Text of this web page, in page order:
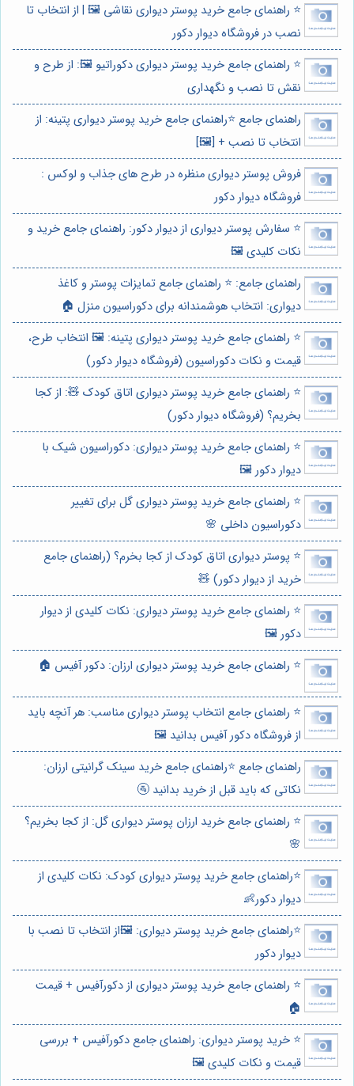
⭐️ راهنمای جامع خرید پوستر دیواری نقاشی 🖼️ | از انتخاب تا
نصب در فروشگاه دیوار دکور
⭐️ راهنمای جامع خرید پوستر دیواری دکوراتیو 🖼️: از طرح و
نقش تا نصب و نگهداری
راهنمای جامع ⭐️راهنمای جامع خرید پوستر دیواری پتینه: از
انتخاب تا نصب + [🖼️]
فروش پوستر دیواری منظره در طرح های جذاب و لوکس :
فروشگاه دیوار دکور
⭐️ سفارش پوستر دیواری از دیوار دکور: راهنمای جامع خرید و
نکات کلیدی 🖼️
راهنمای جامع: ⭐️ راهنمای جامع تمایزات پوستر و کاغذ
دیواری: انتخاب هوشمندانه برای دکوراسیون منزل 🏠
⭐️ راهنمای جامع خرید پوستر دیواری پتینه: 🖼️ انتخاب طرح،
قیمت و نکات دکوراسیون (فروشگاه دیوار دکور)
⭐️ راهنمای جامع خرید پوستر دیواری اتاق کودک 🧸: از کجا
بخریم؟ (فروشگاه دیوار دکور)
⭐️ راهنمای جامع خرید پوستر دیواری: دکوراسیون شیک با
دیوار دکور 🖼️
⭐️ راهنمای جامع خرید پوستر دیواری گل برای تغییر
دکوراسیون داخلی 🌸
⭐️ پوستر دیواری اتاق کودک از کجا بخرم؟ (راهنمای جامع
خرید از دیوار دکور) 🧸
⭐️ راهنمای جامع خرید پوستر دیواری: نکات کلیدی از دیوار
دکور 🖼️
⭐️ راهنمای جامع خرید پوستر دیواری ارزان: دکور آفیس 🏠
⭐️ راهنمای جامع انتخاب پوستر دیواری مناسب: هر آنچه باید
از فروشگاه دکور آفیس بدانید 🖼️
راهنمای جامع ⭐️راهنمای جامع خرید سینک گرانیتی ارزان:
نکاتی که باید قبل از خرید بدانید 🚰
⭐️ راهنمای جامع خرید ارزان پوستر دیواری گل: از کجا بخریم؟
🌸
⭐️راهنمای جامع خرید پوستر دیواری کودک: نکات کلیدی از
دیوار دکور👶
⭐️راهنمای جامع خرید پوستر دیواری: 🖼️از انتخاب تا نصب با
دیوار دکور
⭐️ راهنمای جامع خرید پوستر دیواری از دکورآفیس + قیمت
🏠
⭐️ خرید پوستر دیواری: راهنمای جامع دکورآفیس + بررسی
قیمت و نکات کلیدی 🖼️